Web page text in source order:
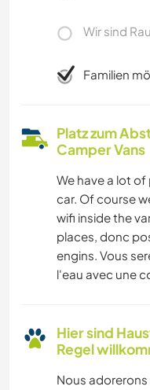
Wir sind
Familien
Platz zum
Camper Vans
We have a lot
car. Of course
wifi inside the
places, donc
engins. Vous
l'eau avec une
Hier sind
Regel
Nous